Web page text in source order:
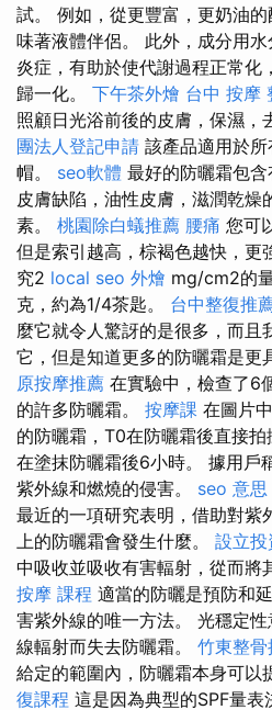
試。 例如，從更豐富，更奶油
味著液體伴侶。 此外，成分用
炎症，有助於使代謝過程正常化
歸一化。 下午茶外燴 台中 按摩
照顧日光浴前後的皮膚，保濕，
團法人登記申請 該產品適用於
帽。 seo軟體 最好的防曬霜包
皮膚缺陷，油性皮膚，滋潤乾燥
素。 桃園除白蟻推薦 腰痛 您可
但是索引越高，棕褐色越快，更
究2 local seo 外燴 mg/cm2的
克，約為1/4茶匙。 台中整復推
麼它就令人驚訝的是很多，而且
它，但是知道更多的防曬霜是更
原按摩推薦 在實驗中，檢查了6
的許多防曬霜。 按摩課 在圖片
的防曬霜，T0在防曬霜後直接
在塗抹防曬霜後6小時。 據用戶
紫外線和燃燒的侵害。 seo 意思
最近的一項研究表明，借助對紫
上的防曬霜會發生什麼。 設立投
中吸收並吸收有害輻射，從而將
按摩 課程 適當的防曬是預防和
害紫外線的唯一方法。 光穩定
線輻射而失去防曬霜。 竹東整骨
給定的範圍內，防曬霜本身可以
復課程 這是因為典型的SPF量